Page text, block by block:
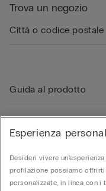
Trova un negozio
Guida al prodotto
Area Legale
Esperienza
Desideri vivere
profilazione possiamo
personalizzate, in linea con